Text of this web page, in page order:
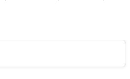
Universidad de Bergen,